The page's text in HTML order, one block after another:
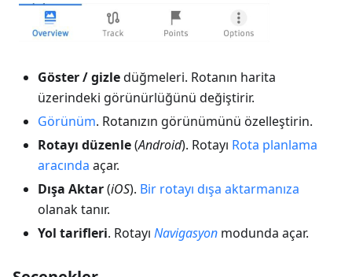
Göster / gizledüğmeleri. Rotanın harita
üzerindeki görünürlüğünü değiştirir.
Görünüm. Rotanızın görünümünü özelleştirin.
Rotayı düzenle(Android). Rotayı Rota planlama
aracında açar.
Dışa Aktar(iOS). Bir rotayı dışa aktarmanıza
olanak tanır.
Yol tarifleri. Rotayı Navigasyon modunda açar.